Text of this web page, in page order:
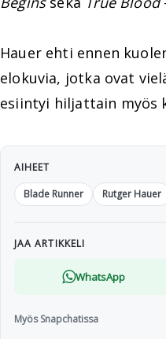
Hauer ehti ennen
elokuvia, jotka ovat
esiintyi hiljattain myös
AIHEET
Blade Runner
Rutger Hauer
JAA ARTIKKELI
WhatsApp
Myös Snapchatissa